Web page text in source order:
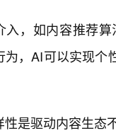
入，如内容推荐
为，AI可以实现
是驱动内容生态